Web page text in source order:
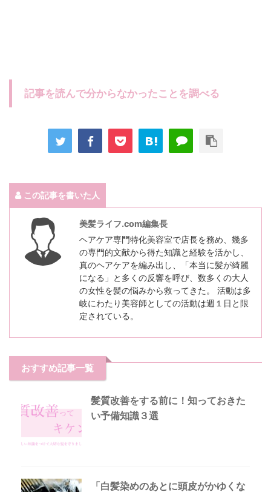
記事を読んで分からなかったことを調べる
この記事を書いた人
美髪ライフ.com編集長
ヘアケア専門特化美容室で店長を務め、幾多
の専門的文献から得た知識と経験を活かし、
真のヘアケアを編み出し、「本当に髪が綺麗
になる」と多くの反響を呼び、数多くの大人
の女性を髪の悩みから救ってきた。 活動は多
岐にわたり美容師としての活動は週１日と限
定されている。
おすすめ記事一覧
髪質改善をする前に！知っておきた
い予備知識３選
「白髪染めのあとに頭皮がかゆくな